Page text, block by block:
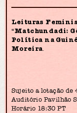
Leituras
“Matchundadi:
Política na
Moreira
Sujeito a lotação de
Auditório Pavilhão
Horário 18:30 PT